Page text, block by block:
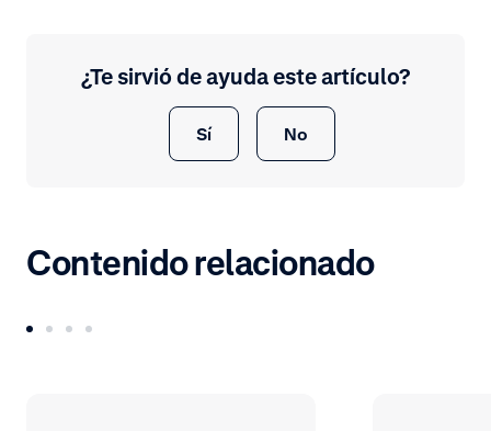
¿Te sirvió de ayuda este artículo?
Sí No
Contenido relacionado